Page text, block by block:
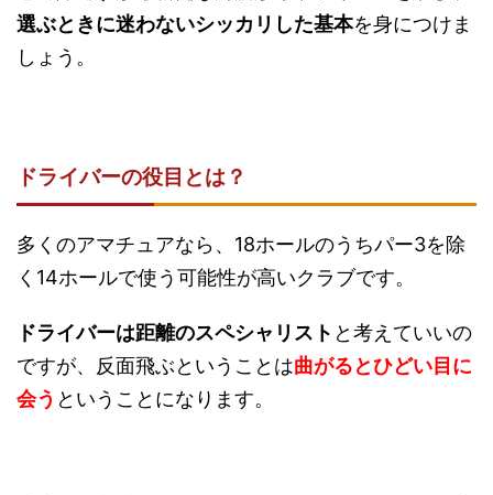
選ぶときに迷わないシッカリした基本を身につけま
しょう。
ドライバーの役目とは？
多くのアマチュアなら、18ホールのうちパー3を除
く14ホールで使う可能性が高いクラブです。
ドライバーは距離のスペシャリスト と考えていいの
ですが、反面飛ぶということは曲がるとひどい目に
会う ということになります。